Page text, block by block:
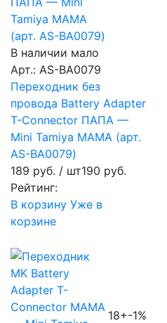
В наличии мало
Арт.: AS-BA0079
Переходник без
провода Battery Adapter
T-Connector ПАПА —
Mini Tamiya МАМА (арт.
AS-BA0079)
189 руб. / шт190 руб.
Рейтинг:
В корзину Уже в
корзине
18+-1%